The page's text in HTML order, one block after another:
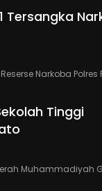
Tersangka
Reserse Narkoba
Tinggi
Muhammadiyah